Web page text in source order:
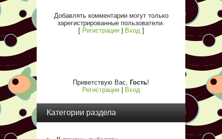
Добавлять комментарии могут только
зарегистрированные пользователи.
[ Регистрация| Вход]
Приветствую Вас, Гость!
Регистрация| Вход
Категории раздела